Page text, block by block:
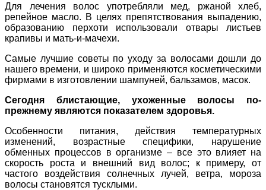
Для лечения волос употребляли мед, ржаной хлеб,
репейное масло. В целях препятствования выпадению,
образованию перхоти использовали отвары листьев
крапивы и мать-и-мачехи.
Самые лучшие советы по уходу за волосами дошли до
нашего времени, и широко применяются косметическими
фирмами в изготовлении шампуней, бальзамов, масок.
Сегодня блистающие, ухоженные волосы по-
прежнему являются показателем здоровья.
Особенности питания, действия температурных
изменений, возрастные специфики, нарушение
обменных процессов в организме – все это влияет на
скорость роста и внешний вид волос; к примеру, от
частого воздействия солнечных лучей, ветра, мороза
волосы становятся тусклыми.